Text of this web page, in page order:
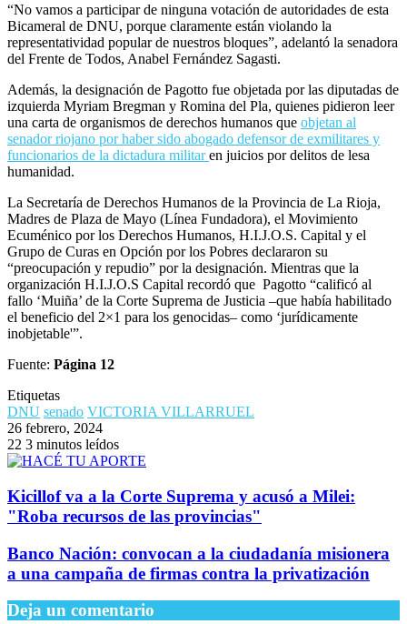
del Frente de Todos, Anabel Fernández Sagasti.
Además, la designación de Pagotto fue objetada por las diputadas de
izquierda Myriam Bregman y Romina del Pla, quienes pidieron leer
senador riojano por haber sido abogado defensor de exmilitares y
funcionarios de la dictadura militaren juicios por delitos de lesa
humanidad.
La Secretaría de Derechos Humanos de la Provincia de La Rioja,
Madres de Plaza de Mayo (Línea Fundadora), el Movimiento
Grupo de Curas en Opción por los Pobres declararon su
“preocupación y repudio” por la designación. Mientras que la
organización H.I.J.O.S Capital recordó que Pagotto “calificó al
fallo ‘Muiña’ de la Corte Suprema de Justicia –que había habilitado
el beneficio del 2×1 para los genocidas– como ‘jurídicamente
inobjetable'”.
Fuente:Página 12
DNU senado VICTORIA VILLARRUEL
223 minutos leídos
Kicillof va a la Corte Suprema y acusó a Milei:
"Roba recursos de las provincias"
Banco Nación: convocan a la ciudadanía misionera
a una campaña de firmas contra la privatización
Deja un comentario
Tu dirección de correo electrónico no será publicada. Los campos
obligatorios están marcados con